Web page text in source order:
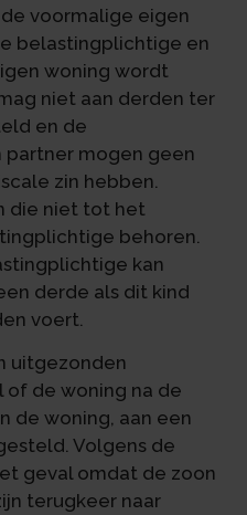
voormalige eigen
belastingplichtige en
woning wordt
niet aan derden ter
en de
mogen geen
zin hebben.
die niet tot het
behoren.
kan
derde als dit kind
voert.
uitgezonden
of de woning na de
de woning, aan een
Volgens de
geval omdat de zoon
terugkeer naar